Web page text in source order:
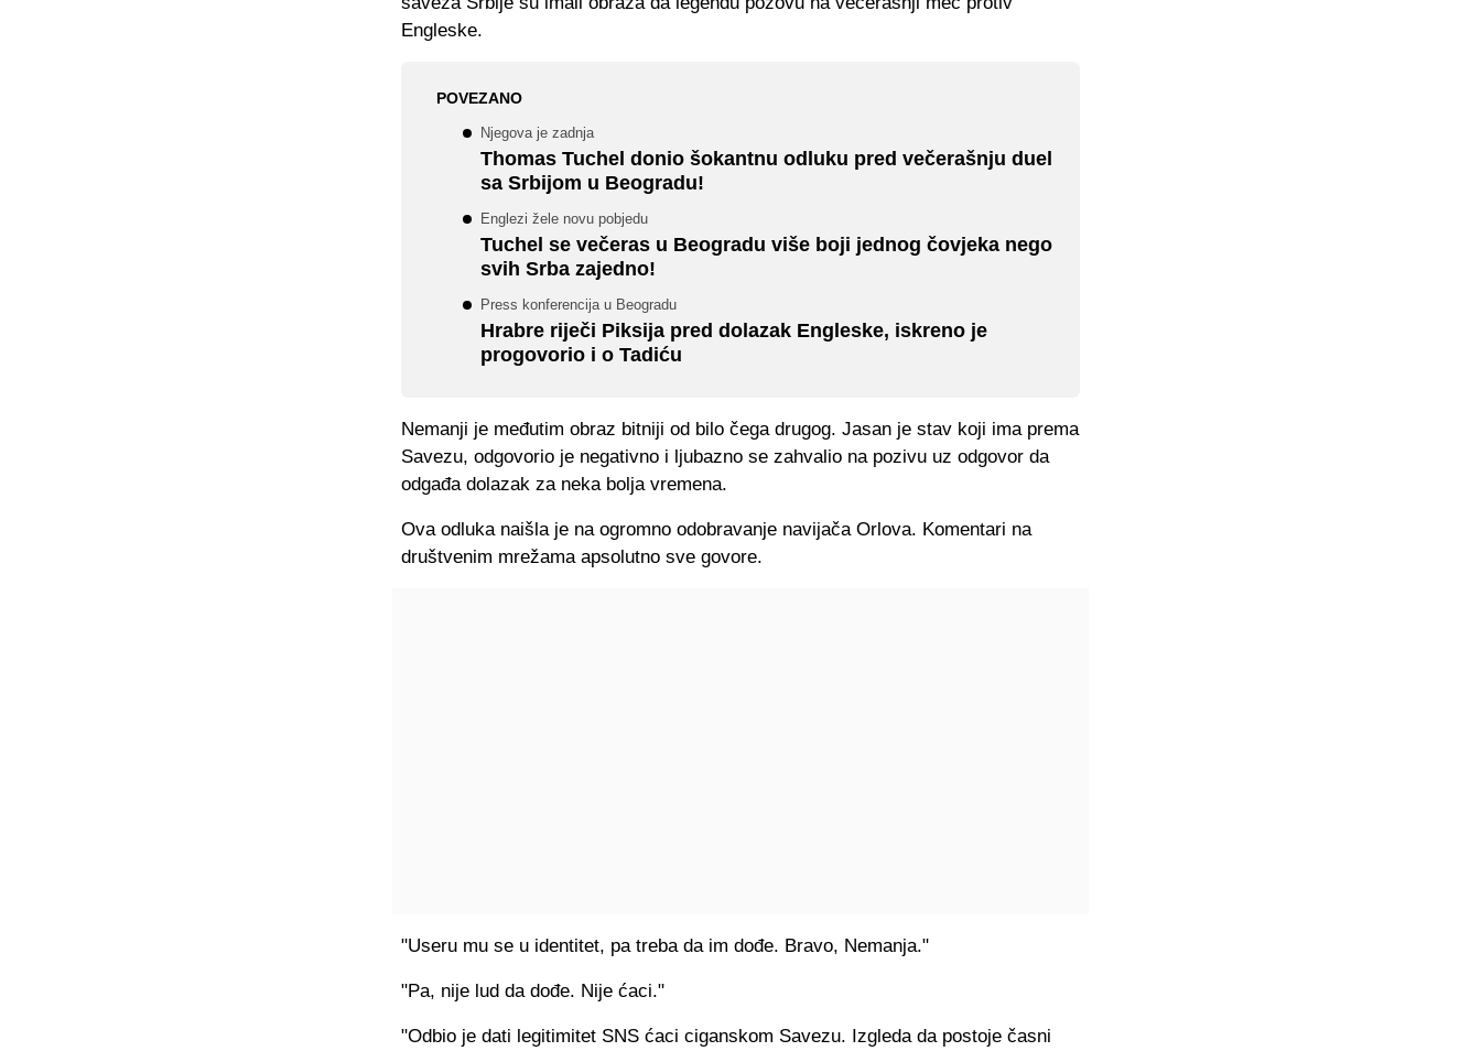
Engleske.
POVEZANO
Njegova je zadnja
Thomas Tuchel donio šokantnu odluku pred večerašnju duel
sa Srbijom u Beogradu!
Englezi žele novu pobjedu
Tuchel se večeras u Beogradu više boji jednog čovjeka nego
svih Srba zajedno!
Press konferencija u Beogradu
Hrabre riječi Piksija pred dolazak Engleske, iskreno je
progovorio i o Tadiću
Nemanji je međutim obraz bitniji od bilo čega drugog. Jasan je stav koji ima prema
Savezu, odgovorio je negativno i ljubazno se zahvalio na pozivu uz odgovor da
odgađa dolazak za neka bolja vremena.
Ova odluka naišla je na ogromno odobravanje navijača Orlova. Komentari na
društvenim mrežama apsolutno sve govore.
"Useru mu se u identitet, pa treba da im dođe. Bravo, Nemanja."
"Pa, nije lud da dođe. Nije ćaci."
"Odbio je dati legitimitet SNS ćaci ciganskom Savezu. Izgleda da postoje časni